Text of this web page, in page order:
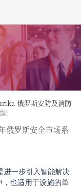
俄罗斯安防及消防
俄罗斯安全市场系
进一步引入智能解决
，也适用于设施的单